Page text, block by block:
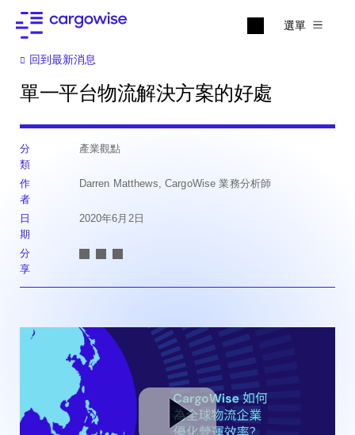
選單
回到最新消息
單一平台物流解決方案的好處
分
類
產業觀點
作
者
Darren Matthews, CargoWise 業務分析師
日
期
2020年6月2日
分
享